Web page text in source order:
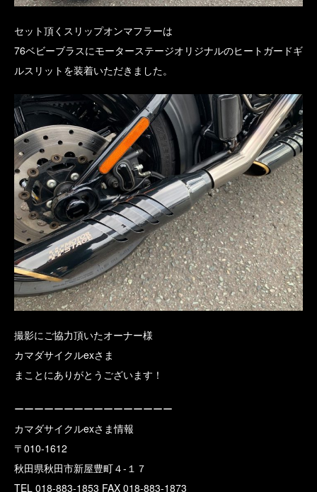
セット頂くスリップオンマフラーは
76ベビーブラスにモーターステージオリジナルのヒートガードギ
ルスリットを装着いただきました。
撮影にご協力頂いたオーナー様
カマダサイクルexさま
まことにありがとうございます！
ーーーーーーーーーーーーーーーー
カマダサイクルexさま情報
〒010-1612
秋田県秋田市新屋豊町４-１７
TEL 018-883-1853 FAX 018-883-1873